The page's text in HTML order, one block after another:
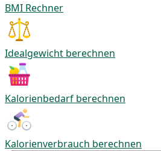
BMI Rechner
Idealgewicht berechnen
Kalorienbedarf berechnen
Kalorienverbrauch berechnen